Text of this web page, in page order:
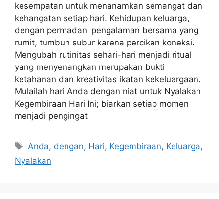
kesempatan untuk menanamkan semangat dan
kehangatan setiap hari. Kehidupan keluarga,
dengan permadani pengalaman bersama yang
rumit, tumbuh subur karena percikan koneksi.
Mengubah rutinitas sehari-hari menjadi ritual
yang menyenangkan merupakan bukti
ketahanan dan kreativitas ikatan kekeluargaan.
Mulailah hari Anda dengan niat untuk Nyalakan
Kegembiraan Hari Ini; biarkan setiap momen
menjadi pengingat
Tags
Anda, dengan, Hari, Kegembiraan, Keluarga,
Nyalakan